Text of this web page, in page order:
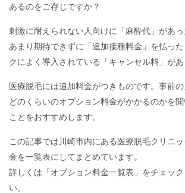
あるのをご存じですか？
刺激に耐えられない人向けに「麻酔代」があ
あまり期待できずに「追加接種料金」を払っ
クによく導入されている「キャンセル料」があ
医療脱毛には追加料金がつきものです。事前
どのくらいのオプション料金がかかるのかを
ことをおすすめします。
この記事では川崎市内にある医療脱毛クリニ
金を一覧表にしてまとめています。
詳しくは「オプション料金一覧表」をチェッ
い。